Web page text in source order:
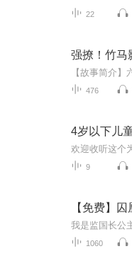
22
476
4岁以下儿
9
1060